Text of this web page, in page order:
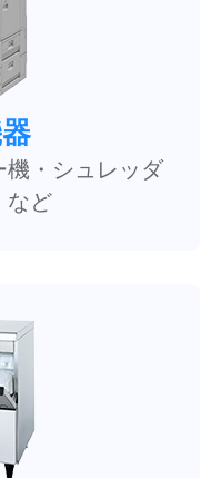
・シュレッダ
など